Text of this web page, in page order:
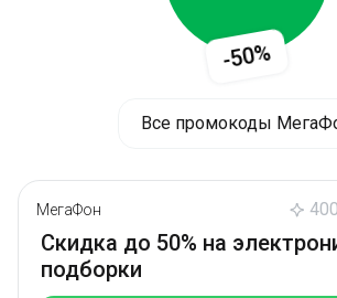
-50%
Все промокоды
МегаФон 400
Скидка до 50% на
подборки